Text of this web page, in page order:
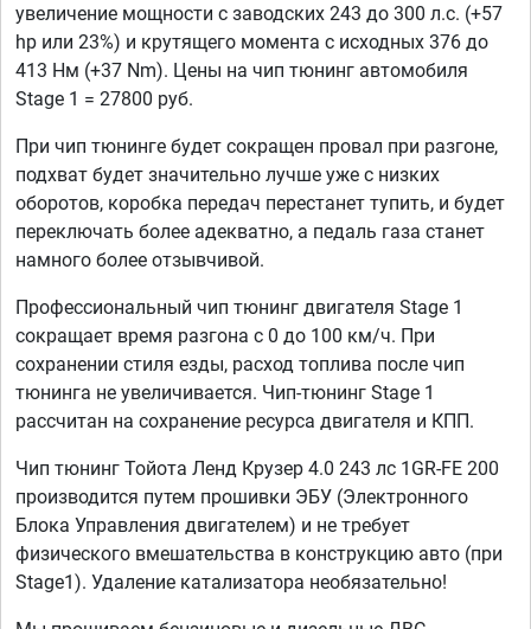
увеличение мощности с заводских 243 до 300 л.с. (+57
hp или 23%) и крутящего момента с исходных 376 до
413 Нм (+37 Nm). Цены на чип тюнинг автомобиля
Stage 1 = 27800 руб.
При чип тюнинге будет сокращен провал при разгоне,
подхват будет значительно лучше уже с низких
оборотов, коробка передач перестанет тупить, и будет
переключать более адекватно, а педаль газа станет
намного более отзывчивой.
Профессиональный чип тюнинг двигателя Stage 1
сокращает время разгона с 0 до 100 км/ч. При
сохранении стиля езды, расход топлива после чип
тюнинга не увеличивается. Чип-тюнинг Stage 1
рассчитан на сохранение ресурса двигателя и КПП.
Чип тюнинг Тойота Ленд Крузер 4.0 243 лс 1GR-FE 200
производится путем прошивки ЭБУ (Электронного
Блока Управления двигателем) и не требует
физического вмешательства в конструкцию авто (при
Stage1). Удаление катализатора необязательно!